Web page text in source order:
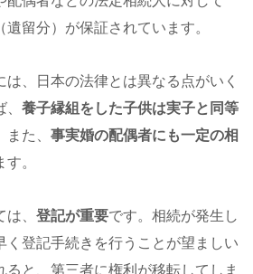
留分）が保証されています。
は、日本の法律とは異なる点がいく
養子縁組をした子供は実子と同等
た、 事実婚の配偶者にも一定の相
。
、 登記が重要です。相続が発生し
く登記手続きを行うことが望ましい
ると、第三者に権利が移転してしま